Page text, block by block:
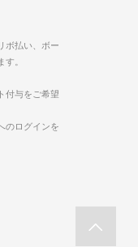
ボ払い、ボー
。
付与をご希望
のログインを